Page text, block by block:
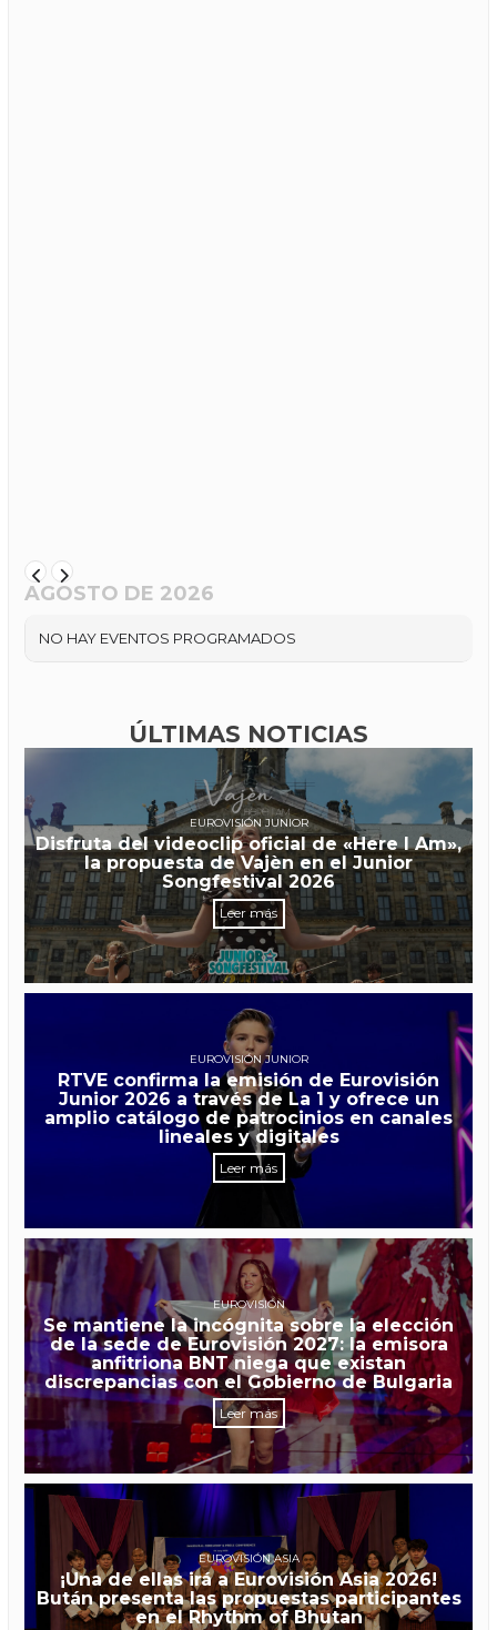
AGOSTO DE 2026
NO HAY EVENTOS PROGRAMADOS
ÚLTIMAS NOTICIAS
EUROVISIÓN JUNIOR
Disfruta del videoclip oficial de «Here I Am»,
la propuesta de Vajèn en el Junior
Songfestival 2026
Leer más
EUROVISIÓN JUNIOR
RTVE confirma la emisión de Eurovisión
Junior 2026 a través de La 1 y ofrece un
amplio catálogo de patrocinios en canales
lineales y digitales
Leer más
EUROVISIÓN
Se mantiene la incógnita sobre la elección
de la sede de Eurovisión 2027: la emisora
anfitriona BNT niega que existan
discrepancias con el Gobierno de Bulgaria
Leer más
EUROVISIÓN ASIA
¡Una de ellas irá a Eurovisión Asia 2026!
Bután presenta las propuestas participantes
en el Rhythm of Bhutan